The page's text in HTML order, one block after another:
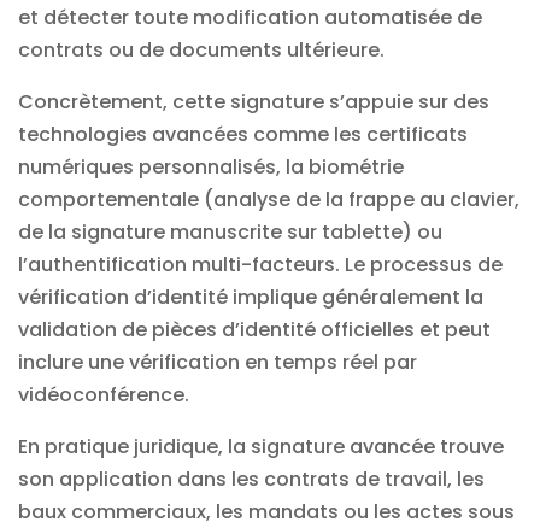
et détecter toute modification automatisée de
contrats ou de documents ultérieure.
Concrètement, cette signature s’appuie sur des
technologies avancées comme les certificats
numériques personnalisés, la biométrie
comportementale (analyse de la frappe au clavier,
de la signature manuscrite sur tablette) ou
l’authentification multi-facteurs. Le processus de
vérification d’identité implique généralement la
validation de pièces d’identité officielles et peut
inclure une vérification en temps réel par
vidéoconférence.
En pratique juridique, la signature avancée trouve
son application dans les contrats de travail, les
baux commerciaux, les mandats ou les actes sous